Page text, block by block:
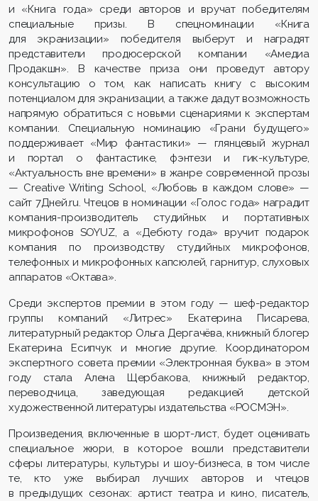
и «Книга года» среди авторов и вручат победителям
специальные призы. В спецноминации «Книга
для экранизации» победителя выберут и наградят
представители продюсерской компании «Амедиа
Продакшн». В качестве приза они проведут автору
консультацию о том, как написать книгу с высоким
потенциалом для экранизации, а также дадут возможность
напрямую обратиться с новыми сценариями к экспертам
компании. Специальную номинацию «Грани будущего»
поддерживает «Мир фантастики» — глянцевый журнал
и портал о фантастике, фэнтези и гик-культуре,
«Актуальность вне времени» в жанре современной прозы
— Creative Writing School, «Любовь в каждом слове» —
сайт 7Дней.ru. Чтецов в номинации «Голос года» наградит
компания-производитель студийных и портативных
микрофонов SOYUZ, а «Дебюту года» вручит подарок
компания по производству студийных микрофонов,
телефонных и микрофонных капсюлей, гарнитур, слуховых
аппаратов «Октава».
Среди экспертов премии в этом году — шеф-редактор
группы компаний «Литрес» Екатерина Писарева,
литературный редактор Ольга Дергачёва, книжный блогер
Екатерина Есипчук и многие другие. Координатором
экспертного совета премии «Электронная буква» в этом
году стала Алена Щербакова, книжный редактор,
переводчица, заведующая редакцией детской
художественной литературы издательства «РОСМЭН».
Произведения, включенные в шорт-лист, будет оценивать
специальное жюри, в которое вошли представители
сферы литературы, культуры и шоу-бизнеса, в том числе
те, кто уже выбирал лучших авторов и чтецов
в предыдущих сезонах: артист театра и кино, писатель,